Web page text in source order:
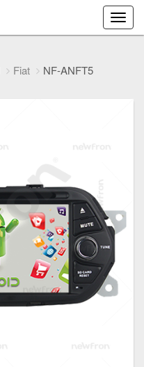
Main
Menu
Fiat NF-ANFT5